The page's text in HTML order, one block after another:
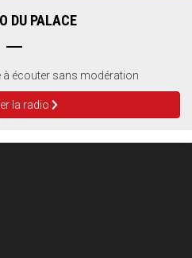
DU PALACE
à écouter sans modération
la radio